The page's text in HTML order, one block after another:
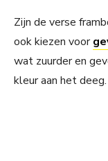
Zijn de verse
ook kiezen voor
wat zuurder en
kleur aan het deeg.